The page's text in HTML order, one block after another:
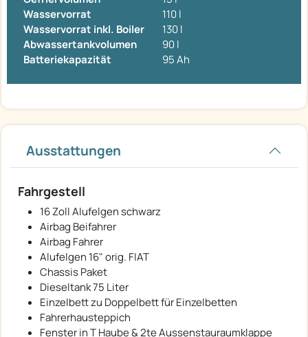
Wasservorrat
110 l
Wasservorrat inkl. Boiler
130 l
Abwassertankvolumen
90 l
Batteriekapazität
95 Ah
Ausstattungen
Fahrgestell
16 Zoll Alufelgen schwarz
Airbag Beifahrer
Airbag Fahrer
Alufelgen 16" orig. FIAT
Chassis Paket
Dieseltank 75 Liter
Einzelbett zu Doppelbett für Einzelbetten
Fahrerhausteppich
Fenster in T Haube & 2te Aussenstauraumklappe